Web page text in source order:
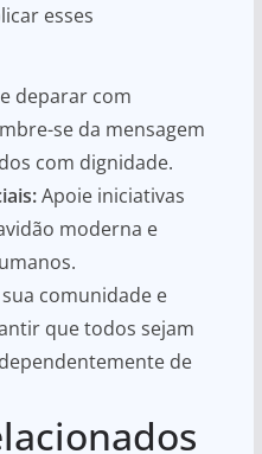
esses
deparar com
se da mensagem
com dignidade.
Apoie iniciativas
moderna e
comunidade e
que todos sejam
de